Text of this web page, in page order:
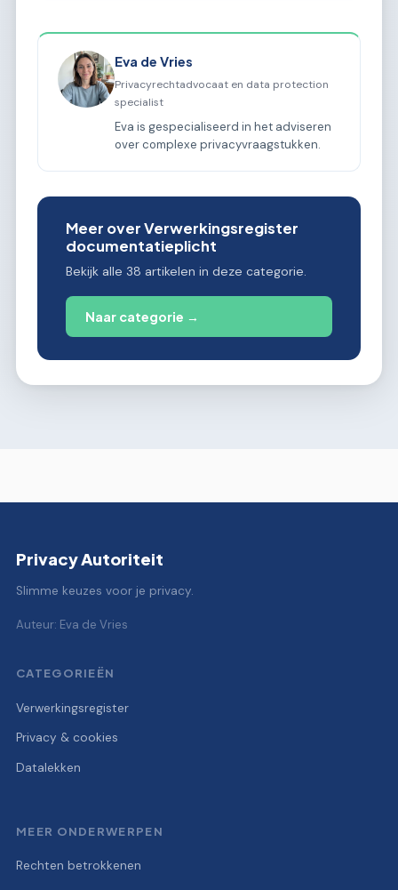
Eva de Vries
Privacyrechtadvocaat en data protection
specialist
Eva is gespecialiseerd in het adviseren
over complexe privacyvraagstukken.
Meer over Verwerkingsregister
documentatieplicht
Bekijk alle 38 artikelen in deze categorie.
Naar categorie →
Privacy Autoriteit
Slimme keuzes voor je privacy.
Auteur: Eva de Vries
CATEGORIEËN
Verwerkingsregister
Privacy & cookies
Datalekken
MEER ONDERWERPEN
Rechten betrokkenen